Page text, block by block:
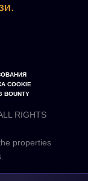
COOKIE
BOUNTY
RIGHTS
properties